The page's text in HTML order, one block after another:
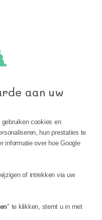
aan uw
gebruiken cookies en
hun prestaties te
informatie over hoe Google
of intrekken via uw
" te klikken, stemt u in met